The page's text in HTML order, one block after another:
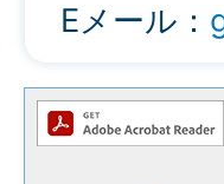
Eメール：